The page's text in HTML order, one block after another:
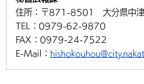
住所： 〒871-8501 大分県中津
TEL： 0979-62-9870
FAX： 0979-24-7522
E-Mail：